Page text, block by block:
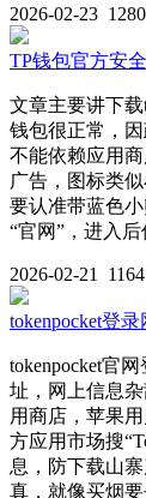
2026-02-23 1280
TP钱包官方安
文章主要讲下
钱包很正常，
不能依赖应用
广告，图标类
要认准带蓝色
“官网”，进入
2026-02-21 1164
tokenpocket登
tokenpocket官
址，网上信息
用商店，苹果
方应用市场搜
息，防下载山
真，就像买烟